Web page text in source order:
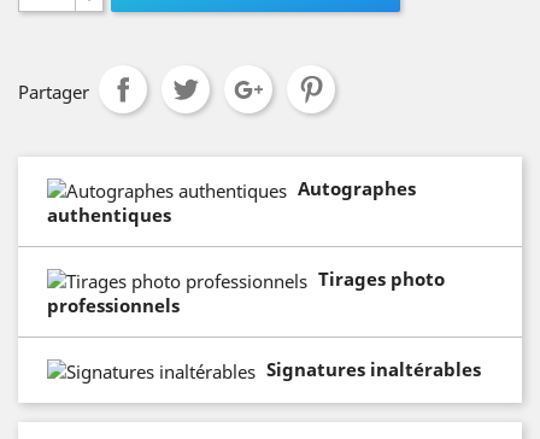
Partager
Autographes
authentiques
Tirages photo
professionnels
Signatures inaltérables